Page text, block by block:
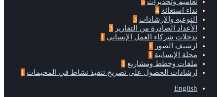
تعاميم وتحذيرات 5
نداء استغاثة 4
التوعية والأرشادات 3
الأعداد الصادرة من التقارير 3
تدخلات شركاء العمل الإنساني 1
ارشيف الصور 1
مجلة الإنسانية 1
ملفات وخطط ومشاريع 1
ارشادات الحصول على تصريح تنفيذ نشاط في المخيمات 1
English